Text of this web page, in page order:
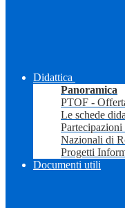
Didattica
Panoramica
PTOF -
Le schede
Nazionali di
Progetti
Documenti utili